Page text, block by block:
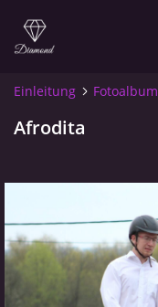
Einleitung Fotoalbum
Afrodita